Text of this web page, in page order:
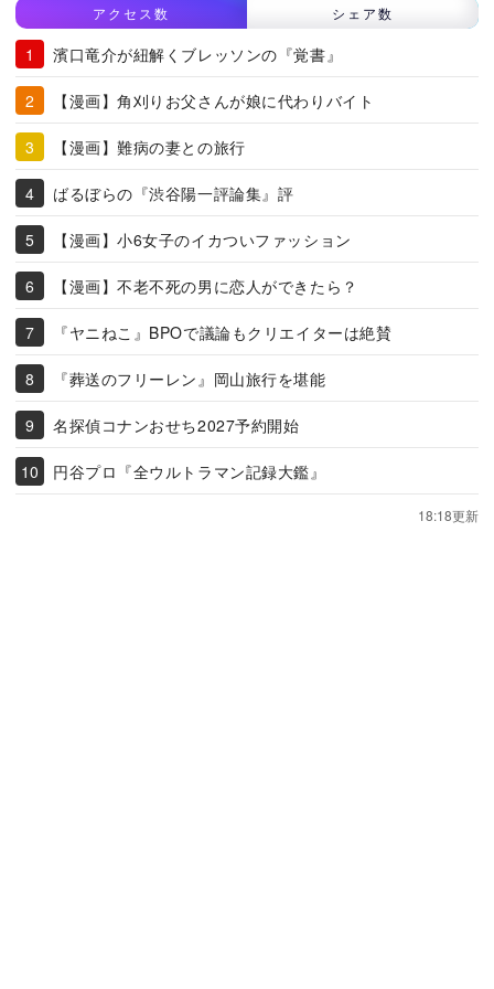
アクセス数 シェア数
濱口竜介が紐解くブレッソンの『覚書』
【漫画】角刈りお父さんが娘に代わりバイト
【漫画】難病の妻との旅行
ばるぼらの『渋谷陽一評論集』評
【漫画】小6女子のイカついファッション
【漫画】不老不死の男に恋人ができたら？
『ヤニねこ』BPOで議論もクリエイターは絶賛
『葬送のフリーレン』岡山旅行を堪能
名探偵コナンおせち2027予約開始
円谷プロ『全ウルトラマン記録大鑑』
18:18更新